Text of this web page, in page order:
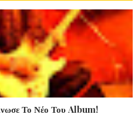
Το Νέο Του Album!